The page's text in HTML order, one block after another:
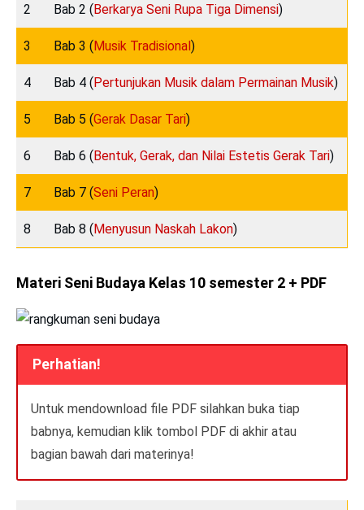
2 Bab 2 (Berkarya Seni Rupa Tiga Dimensi)
3 Bab 3 (Musik Tradisional)
4 Bab 4 (Pertunjukan Musik dalam Permainan Musik)
5 Bab 5 (Gerak Dasar Tari)
6 Bab 6 (Bentuk, Gerak, dan Nilai Estetis Gerak Tari)
7 Bab 7 (Seni Peran)
8 Bab 8 (Menyusun Naskah Lakon)
Materi Seni Budaya Kelas 10 semester 2 + PDF
Perhatian!
Untuk mendownload file PDF silahkan buka tiap
babnya, kemudian klik tombol PDF di akhir atau
bagian bawah dari materinya!